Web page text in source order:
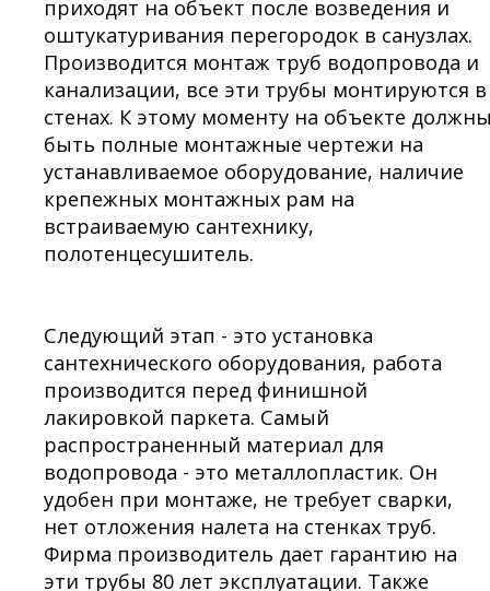
приходят на объект после возведения и
оштукатуривания перегородок в санузлах.
Производится монтаж труб водопровода и
канализации, все эти трубы монтируются в
стенах. К этому моменту на объекте
быть полные монтажные чертежи на
устанавливаемое оборудование, наличие
крепежных монтажных рам на
встраиваемую сантехнику,
полотенцесушитель.
Следующий этап - это установка
сантехнического оборудования, работа
производится перед финишной
лакировкой паркета. Самый
распространенный материал для
водопровода - это металлопластик. Он
удобен при монтаже, не требует сварки,
нет отложения налета на стенках труб.
Фирма производитель дает гарантию на
эти трубы 80 лет эксплуатации. Также